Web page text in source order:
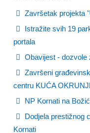
Završetak projekta
Istražite svih 19
portala
Obavijest - dozvole
Završeni
centru KUĆA
NP Kornati na
Dodjela prestižnog
Kornati